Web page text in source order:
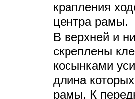
крапления
центра рамы.
В верхней и
скреплены
косынками
длина
рамы. К